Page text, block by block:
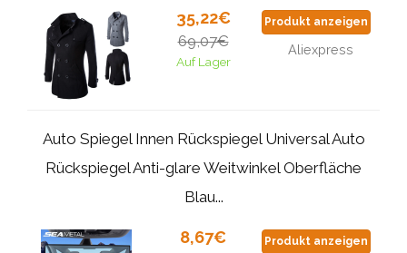
35,22€
69,07€
Auf Lager
Produkt anzeigen
Aliexpress
Auto Spiegel Innen Rückspiegel Universal Auto
Rückspiegel Anti-glare Weitwinkel Oberfläche
Blau...
8,67€ Produkt anzeigen